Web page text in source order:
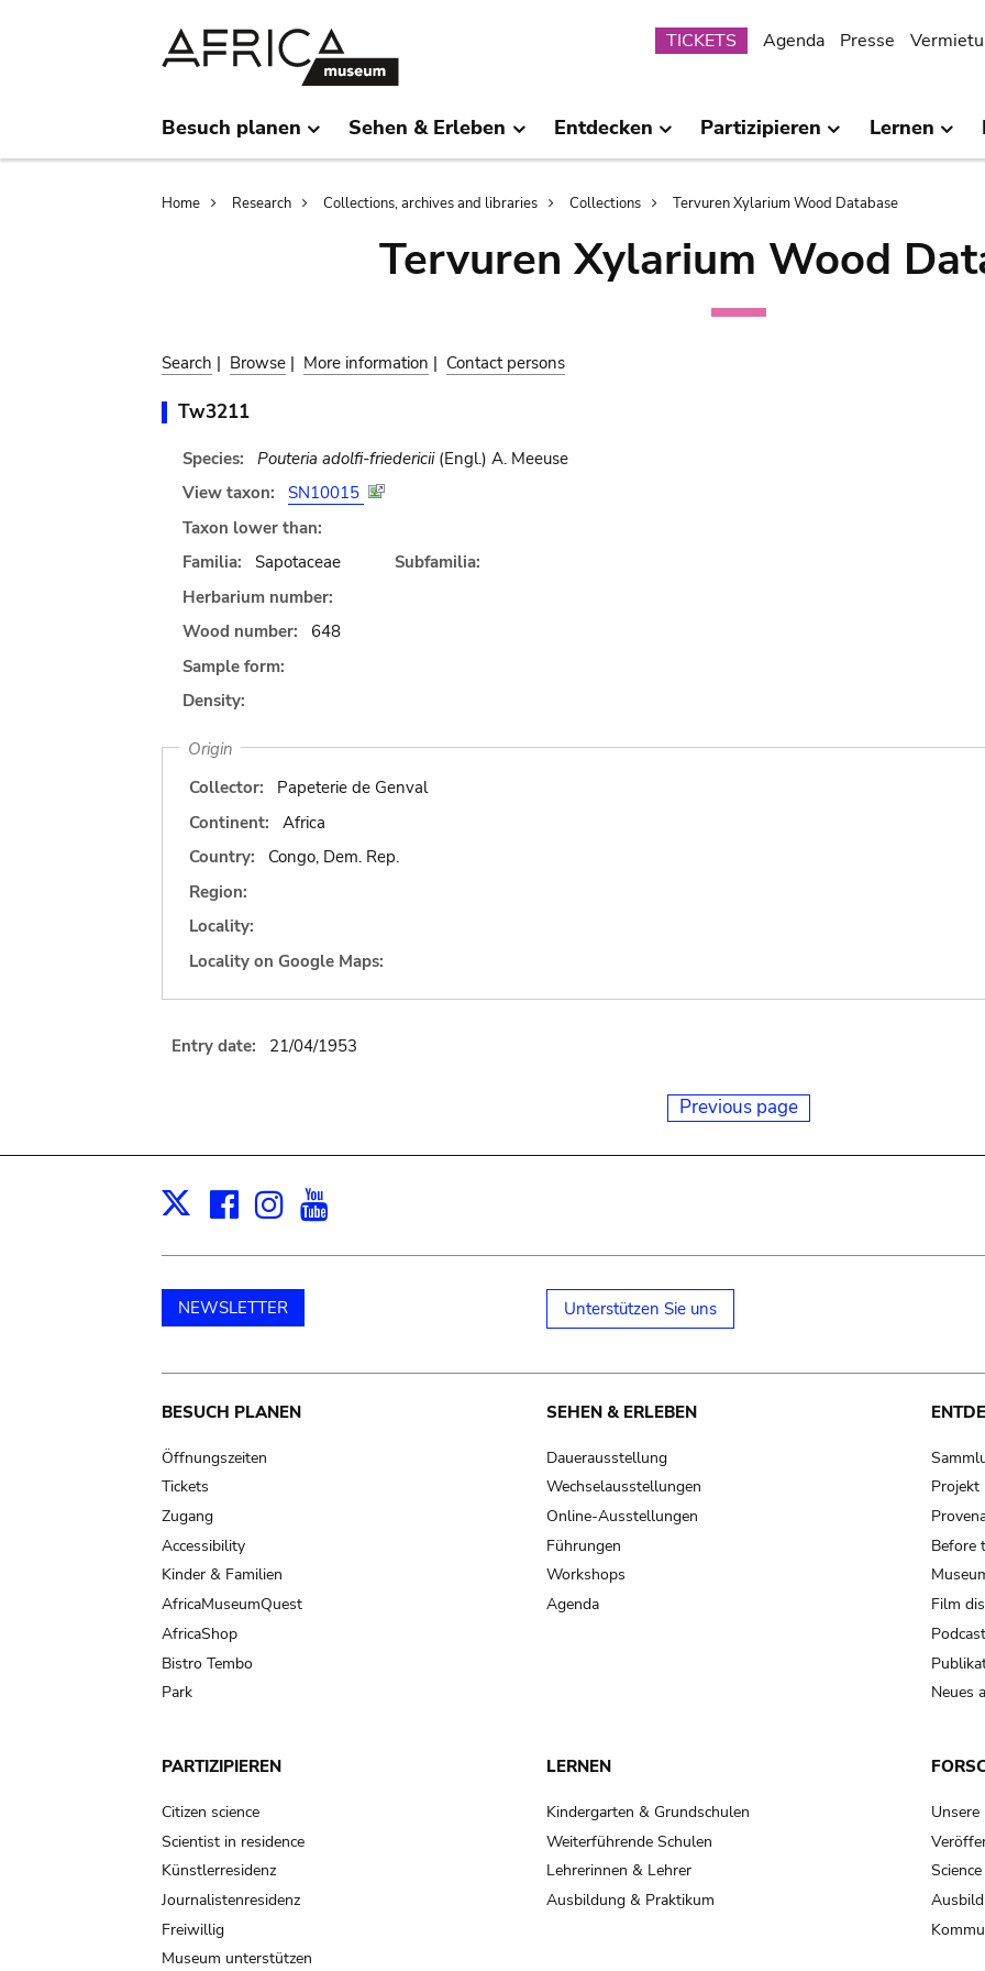
Submenu
TICKETS Agenda Presse
Besuch planen Sehen & Erleben Entdecken Partizipieren Lernen
Breadcrumb
Home Research Collections, archives and libraries Collections Tervuren Xylarium Wood Database
Tervuren Xylarium Wood
Search | Browse | More information | Contact persons
Tw3211
Species: Pouteria adolfi-friedericii(Engl.) A. Meeuse
View taxon:
SN10015
Taxon lower than:
Familia:
Sapotaceae
Subfamilia:
Herbarium number:
Wood number:
648
Sample form:
Density:
Origin
Collector:
Papeterie de Genval
Continent:
Africa
Country:
Congo, Dem. Rep.
Region:
Locality:
Locality on Google Maps:
Entry date: 21/04/1953
Previous page
X Facebook
Instagram
NEWSLETTER Unterstützen Sie uns
Main
navigation
BESUCH PLANEN
Öffnungszeiten
Tickets
Zugang
Accessibility
Kinder & Familien
AfricaMuseumQuest
AfricaShop
Bistro Tembo
Park
SEHEN & ERLEBEN
Dauerausstellung
Wechselausstellungen
Online-Ausstellungen
Führungen
Workshops
Agenda
Projekt
Before
Film
Neues
PARTIZIPIEREN
Citizen science
Scientist in residence
Künstlerresidenz
Journalistenresidenz
Freiwillig
Museum unterstützen
LERNEN
Kindergarten & Grundschulen
Weiterführende Schulen
Lehrerinnen & Lehrer
Ausbildung & Praktikum